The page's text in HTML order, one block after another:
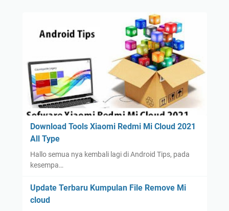
Download Tools Xiaomi Redmi Mi Cloud 2021
All Type
Hallo semua nya kembali lagi di Android Tips, pada
kesempa…
Update Terbaru Kumpulan File Remove Mi
cloud